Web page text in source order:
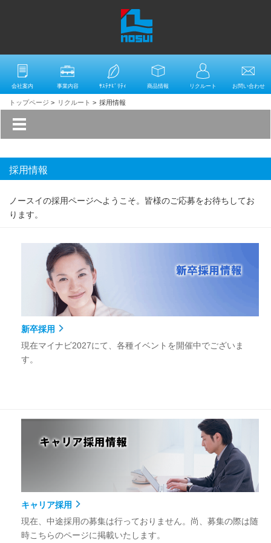
会社案内 事業内容 ｻｽﾃﾅﾋﾞﾘﾃｨ 商品情報 リクルート お問い合わせ
トップページ > リクルート > 採用情報
採用情報
ノースイの採用ページへようこそ。皆様のご応募をお待ちしてお
ります。
新卒採用
現在マイナビ2027にて、各種イベントを開催中でございま
す。
キャリア採用
現在、中途採用の募集は行っておりません。尚、募集の際は随
時こちらのページに掲載いたします。